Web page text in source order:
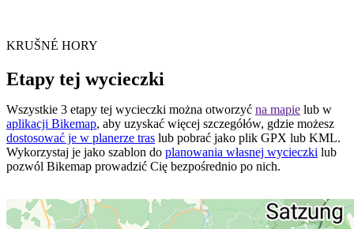
KRUŠNÉ HORY
Etapy tej wycieczki
Wszystkie 3 etapy tej wycieczki można otworzyć na mapie lub w
aplikacji Bikemap, aby uzyskać więcej szczegółów, gdzie możesz
dostosować je w planerze tras lub pobrać jako plik GPX lub KML.
Wykorzystaj je jako szablon do planowania własnej wycieczki lub
pozwól Bikemap prowadzić Cię bezpośrednio po nich.